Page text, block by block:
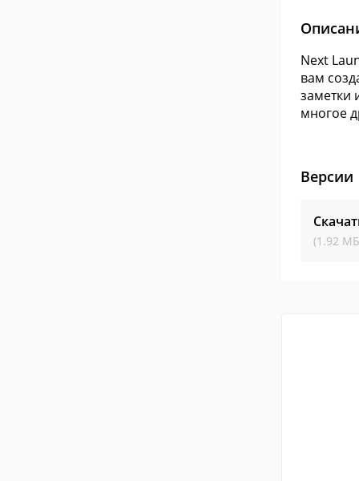
Next
вам
заметки
многое
Версии
(1.92